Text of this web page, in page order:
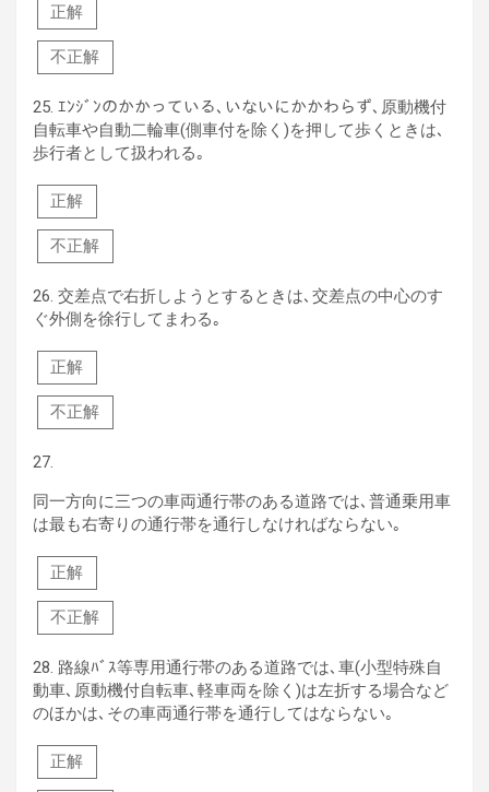
正解
不正解
25. ｴﾝｼﾞﾝのかかっている､いないにかかわらず､原動機付
自転車や自動二輪車(側車付を除く)を押して歩くときは､
歩行者として扱われる｡
正解
不正解
26. 交差点で右折しようとするときは､交差点の中心のす
ぐ外側を徐行してまわる｡
正解
不正解
27.
同一方向に三つの車両通行帯のある道路では､普通乗用車
は最も右寄りの通行帯を通行しなければならない｡
正解
不正解
28. 路線ﾊﾞｽ等専用通行帯のある道路では､車(小型特殊自
動車､原動機付自転車､軽車両を除く)は左折する場合など
のほかは､その車両通行帯を通行してはならない｡
正解